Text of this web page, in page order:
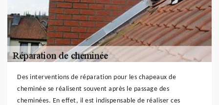
Des interventions de réparation pour les chapeaux de
cheminée se réalisent souvent après le passage des
cheminées. En effet, il est indispensable de réaliser ces